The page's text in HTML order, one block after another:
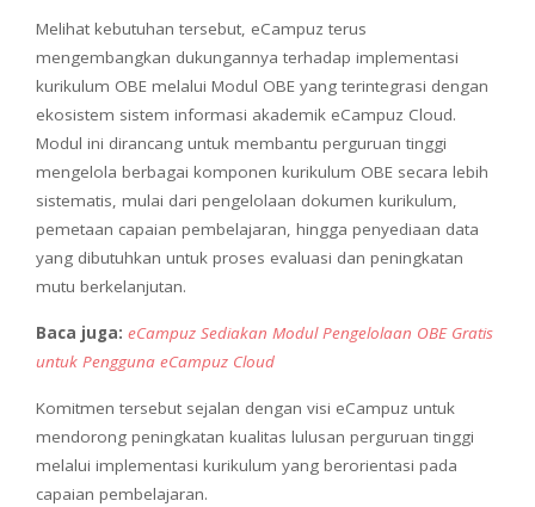
Melihat kebutuhan tersebut, eCampuz terus
mengembangkan dukungannya terhadap implementasi
kurikulum OBE melalui Modul OBE yang terintegrasi dengan
ekosistem sistem informasi akademik eCampuz Cloud.
Modul ini dirancang untuk membantu perguruan tinggi
mengelola berbagai komponen kurikulum OBE secara lebih
sistematis, mulai dari pengelolaan dokumen kurikulum,
pemetaan capaian pembelajaran, hingga penyediaan data
yang dibutuhkan untuk proses evaluasi dan peningkatan
mutu berkelanjutan.
Baca juga: eCampuz Sediakan Modul Pengelolaan OBE Gratis
untuk Pengguna eCampuz Cloud
Komitmen tersebut sejalan dengan visi eCampuz untuk
mendorong peningkatan kualitas lulusan perguruan tinggi
melalui implementasi kurikulum yang berorientasi pada
capaian pembelajaran.